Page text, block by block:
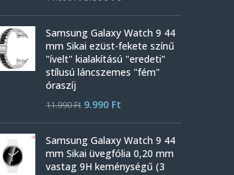
Samsung Galaxy Watch 9 44
mm Sikai ezüst-fekete színű
"ívelt" kialakítású "eredeti"
stílusú láncszemes "fém"
óraszíj
11.990Ft 9.990 Ft
Samsung Galaxy Watch 9 44
mm Sikai üvegfólia 0,20 mm
vastag 9H keménységű (3